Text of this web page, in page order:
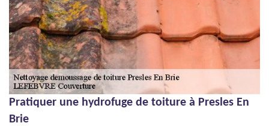
Pratiquer une hydrofuge de toiture à Presles En
Brie